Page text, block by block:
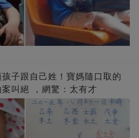
子跟自己姓！寶媽隨口取的
案叫絕 ，網驚：太有才